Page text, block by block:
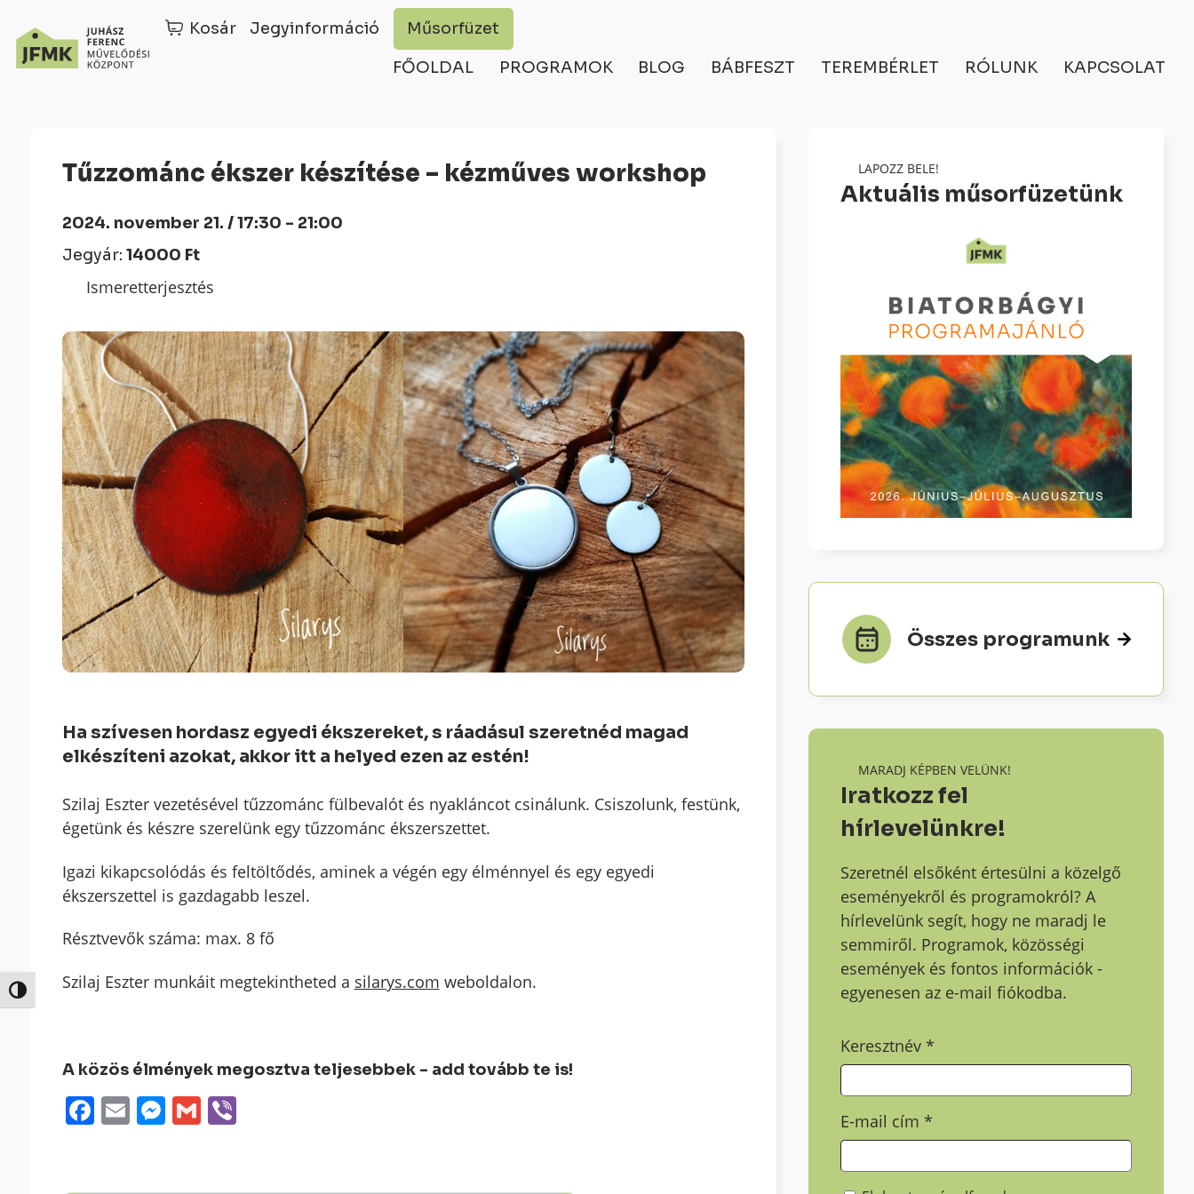
Nagy kontraszt váltása
Kosár Jegyinformáció Műsorfüzet
FŐOLDAL PROGRAMOK BLOG BÁBFESZT TEREMBÉRLET RÓLUNK KAPCSOLAT
Tűzzománc ékszer készítése – kézműves workshop
2024. november 21. / 17:30 - 21:00
Jegyár: 14000 Ft
Ismeretterjesztés
Ha szívesen hordasz egyedi ékszereket, s ráadásul szeretnéd magad
elkészíteni azokat, akkor itt a helyed ezen az estén!
Szilaj Eszter vezetésével tűzzománc fülbevalót és nyakláncot csinálunk. Csiszolunk, festünk,
égetünk és készre szerelünk egy tűzzománc ékszerszettet.
Igazi kikapcsolódás és feltöltődés, aminek a végén egy élménnyel és egy egyedi
ékszerszettel is gazdagabb leszel.
Résztvevők száma: max. 8 fő
Szilaj Eszter munkáit megtekintheted a silarys.com weboldalon.
A közös élmények megosztva teljesebbek - add tovább te is!
Facebook
EmailMessenger
GmailViber
LAPOZZ BELE!
Aktuális műsorfüzetünk
Összes programunk
MARADJ KÉPBEN VELÜNK!
Iratkozz fel
hírlevelünkre!
Szeretnél elsőként értesülni a közelgő
eseményekről és programokról? A
hírlevelünk segít, hogy ne maradj le
semmiről. Programok, közösségi
események és fontos információk -
egyenesen az e-mail fiókodba.
Keresztnév*
E-mail cím*